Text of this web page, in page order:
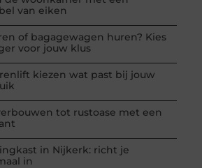
van eiken
of bagagewagen huren? Kies
voor jouw klus
kiezen wat past bij jouw
tot rustoase met een
in Nijkerk: richt je
in